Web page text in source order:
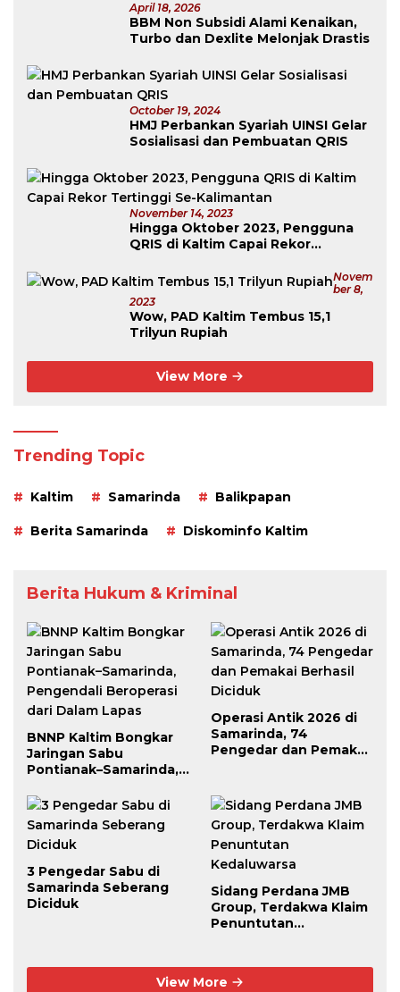
April 18, 2026
BBM Non Subsidi Alami Kenaikan,
Turbo dan Dexlite Melonjak Drastis
October 19, 2024
HMJ Perbankan Syariah UINSI Gelar
Sosialisasi dan Pembuatan QRIS
November 14, 2023
Hingga Oktober 2023, Pengguna
QRIS di Kaltim Capai Rekor
Novem
Ber 8,
2023
Wow, PAD Kaltim Tembus 15,1
Trilyun Rupiah
View More
Trending Topic
Kaltim Samarinda Balikpapan
Berita Samarinda Diskominfo Kaltim
Berita Hukum & Kriminal
BNNP Kaltim Bongkar
Jaringan Sabu
Pontianak–Samarinda,
dari Dalam Lapas
Operasi Antik 2026 di
Samarinda, 74
Pengedar dan Pemakai
3 Pengedar Sabu di
Samarinda Seberang
Diciduk
Sidang Perdana JMB
Group, Terdakwa Klaim
Penuntutan
View More